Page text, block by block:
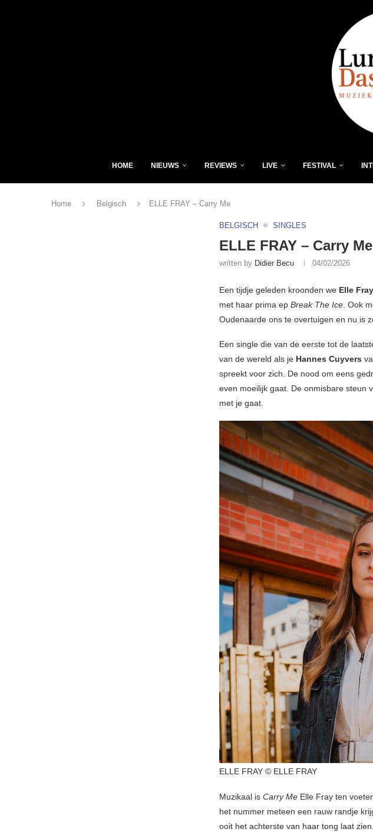
HOME NIEUWS REVIEWS LIVE FESTIVAL
Home Belgisch ELLE FRAY – Carry Me
BELGISCH SINGLES
ELLE FRAY – Carry Me
written by Didier Becu 04/02/2026
Een tijdje geleden kroonden we Elle Fray
met haar prima ep Break The Ice. Ook
Oudenaarde ons te overtuigen en nu is
Een single die van de eerste tot de
van de wereld als je Hannes Cuyvers
spreekt voor zich. De nood om eens
even moeilijk gaat. De onmisbare steun
met je gaat.
ELLE FRAY © ELLE FRAY
Muzikaal is Carry Me Elle Fray ten
het nummer meteen een rauw randje
ooit het achterste van haar tong laat